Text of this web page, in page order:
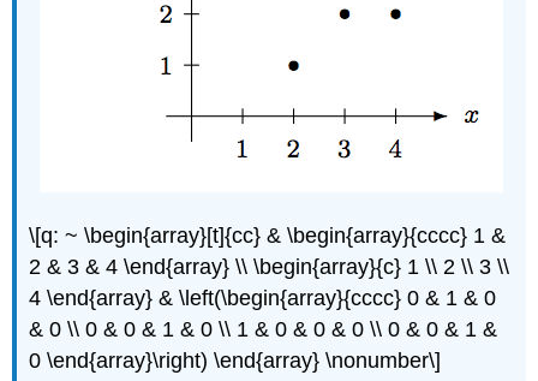
\[q: ~ \begin{array}[t]{cc} & \begin{array}{cccc} 1 &
2 & 3 & 4 \end{array} \\ \begin{array}{c} 1 \\ 2 \\ 3 \\
4 \end{array} & \left(\begin{array}{cccc} 0 & 1 & 0
& 0 \\ 0 & 0 & 1 & 0 \\ 1 & 0 & 0 & 0 \\ 0 & 0 & 1 &
0 \end{array}\right) \end{array} \nonumber\]